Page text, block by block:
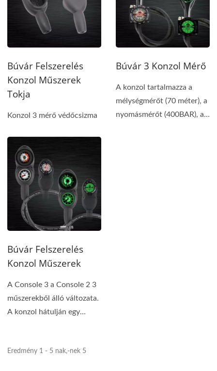
Búvár Felszerelés
Konzol Műszerek
Tokja
Konzol 3 mérő védőcsizma
Búvár 3 Konzol Mérő
A konzol tartalmazza a
mélységmérőt (70 méter), a
nyomásmérőt (400BAR), a
Búvár Felszerelés
Konzol Műszerek
A Console 3 a Console 2 3
műszerekből álló változata.
A konzol hátulján egy
Eredmény 1 - 5 nak,-nek 5